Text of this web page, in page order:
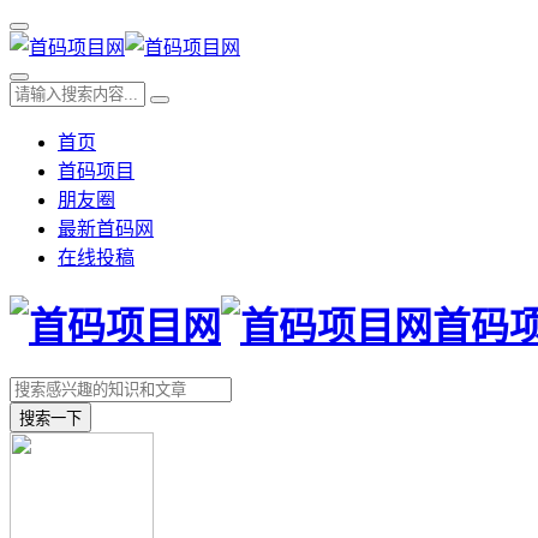
首页
首码项目
朋友圈
最新首码网
在线投稿
首码
搜索一下